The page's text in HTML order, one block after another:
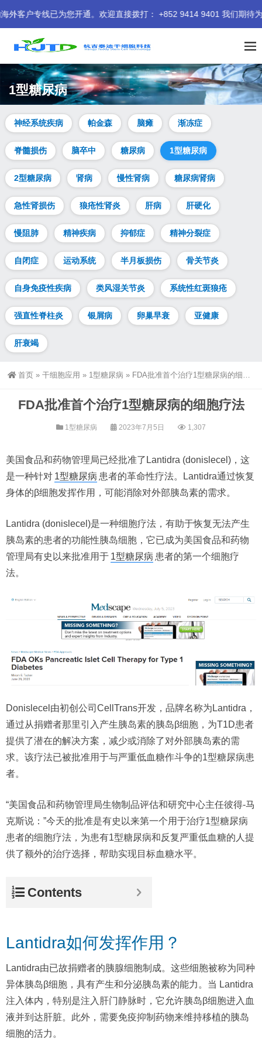
户专线已为您开通。欢迎直接拨打： +852 9414 9401 我们期待为您
1型糖尿病
神经系统疾病 帕金森 脑瘫 渐冻症
脊髓损伤 脑卒中 糖尿病 1型糖尿病
2型糖尿病 肾病 慢性肾病 糖尿病肾病
急性肾损伤 狼疮性肾炎 肝病 肝硬化
慢阻肺 精神疾病 抑郁症 精神分裂症
自闭症 运动系统 半月板损伤 骨关节炎
自身免疫性疾病 类风湿关节炎 系统性红斑狼疮
强直性脊柱炎 银屑病 卵巢早衰 亚健康
肝衰竭
首页 » 干细胞应用 » 1型糖尿病 » FDA批准首个治疗1型糖尿病的细胞疗法
FDA批准首个治疗1型糖尿病的细胞疗法
1型糖尿病 2023年7月5日 1,307
美国食品和药物管理局已经批准了Lantidra (donislecel)，这
是一种针对 1型糖尿病 患者的革命性疗法。Lantidra通过恢复
身体的β细胞发挥作用，可能消除对外部胰岛素的需求。
Lantidra (donislecel)是一种细胞疗法，有助于恢复无法产生
胰岛素的患者的功能性胰岛细胞，它已成为美国食品和药物
管理局有史以来批准用于 1型糖尿病 患者的第一个细胞疗
法。
Donislecel由初创公司CellTrans开发，品牌名称为Lantidra，
通过从捐赠者那里引入产生胰岛素的胰岛β细胞，为T1D患者
提供了潜在的解决方案，减少或消除了对外部胰岛素的需
求。该疗法已被批准用于与严重低血糖作斗争的1型糖尿病患
者。
“美国食品和药物管理局生物制品评估和研究中心主任彼得-马
克斯说：”今天的批准是有史以来第一个用于治疗1型糖尿病
患者的细胞疗法，为患有1型糖尿病和反复严重低血糖的人提
供了额外的治疗选择，帮助实现目标血糖水平。
Contents
Lantidra如何发挥作用？
Lantidra由已故捐赠者的胰腺细胞制成。这些细胞被称为同种
异体胰岛β细胞，具有产生和分泌胰岛素的能力。当 Lantidra
注入体内，特别是注入肝门静脉时，它允许胰岛β细胞进入血
液并到达肝脏。此外，需要免疫抑制药物来维持移植的胰岛
细胞的活力。